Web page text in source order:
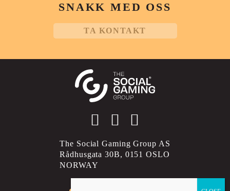
SNAKK MED OSS
TA KONTAKT
Social account link to instagram
Social account link to
The Social Gaming Group AS
Rådhusgata 30B, 0151 OSLO
NORWAY